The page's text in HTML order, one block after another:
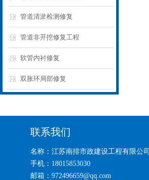
管道清淤检测修复
管道非开挖修复工程
软管内衬修复
双胀环局部修复
联系我们
名称：江苏南排市政建设工程有限公司
手机：18015853030
邮箱：972496659@qq.com